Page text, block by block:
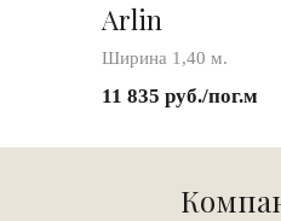
Arlin
Ширина 1,40 м.
11 835 руб./пог.м